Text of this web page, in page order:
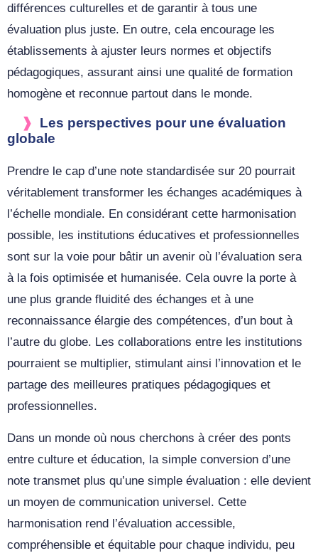
différences culturelles et de garantir à tous une
évaluation plus juste. En outre, cela encourage les
établissements à ajuster leurs normes et objectifs
pédagogiques, assurant ainsi une qualité de formation
homogène et reconnue partout dans le monde.
Les perspectives pour une évaluation
globale
Prendre le cap d’une note standardisée sur 20 pourrait
véritablement transformer les échanges académiques à
l’échelle mondiale. En considérant cette harmonisation
possible, les institutions éducatives et professionnelles
sont sur la voie pour bâtir un avenir où l’évaluation sera
à la fois optimisée et humanisée. Cela ouvre la porte à
une plus grande fluidité des échanges et à une
reconnaissance élargie des compétences, d’un bout à
l’autre du globe. Les collaborations entre les institutions
pourraient se multiplier, stimulant ainsi l’innovation et le
partage des meilleures pratiques pédagogiques et
professionnelles.
Dans un monde où nous cherchons à créer des ponts
entre culture et éducation, la simple conversion d’une
note transmet plus qu’une simple évaluation : elle devient
un moyen de communication universel. Cette
harmonisation rend l’évaluation accessible,
compréhensible et équitable pour chaque individu, peu